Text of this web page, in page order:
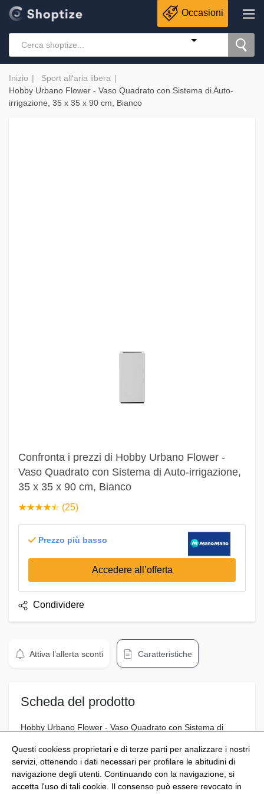
Occasioni
Inizio
Sport all'aria libera
Hobby Urbano Flower - Vaso Quadrato con Sistema di Auto-
irrigazione, 35 x 35 x 90 cm, Bianco
Confronta i prezzi di Hobby Urbano Flower -
Vaso Quadrato con Sistema di Auto-irrigazione,
35 x 35 x 90 cm, Bianco
☆☆☆☆☆
★★★★★ (25)
Prezzo più basso
Accedere all’offerta
Condividere
Attiva l’allerta sconti Caratteristiche
Scheda del prodotto
Hobby Urbano Flower - Vaso Quadrato con Sistema di
Questi cookiess proprietari e di terze parti per analizzare i nostri
servizi, ottenendo i dati necessari per profilare le abitudini di
navigazione degli utenti. Continuando con la navigazione, si
accetta l'uso di tali cookie. Il consenso può essere revocato in